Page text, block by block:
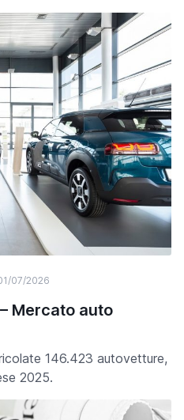
07/2026
Mercato auto
146.423 autovetture,
2025.